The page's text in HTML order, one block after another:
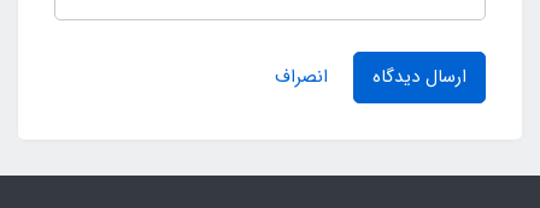
ارسال دیدگاه انصراف